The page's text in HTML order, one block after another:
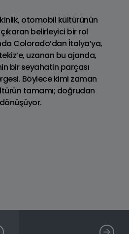
otomobil kültürünün
belirleyici bir rol
Colorado’dan İtalya’ya,
uzanan bu ajanda,
bir seyahatin parçası
Böylece kimi zaman
tamamı; doğrudan